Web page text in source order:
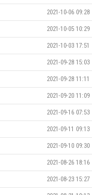
2021-10-06 09:28
2021-10-05 10:29
2021-10-03 17:51
2021-09-28 15:03
2021-09-28 11:11
2021-09-20 11:09
2021-09-16 07:53
2021-09-11 09:13
2021-09-10 09:30
2021-08-26 18:16
2021-08-23 15:27